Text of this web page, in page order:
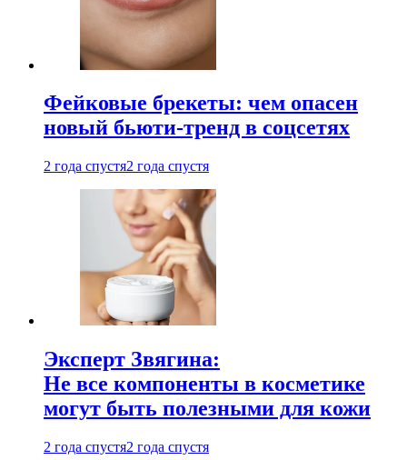
Фейковые брекеты: чем опасен
новый бьюти-тренд в соцсетях
2 года спустя2 года спустя
Эксперт Звягина:
Не все компоненты в косметике
могут быть полезными для кожи
2 года спустя2 года спустя